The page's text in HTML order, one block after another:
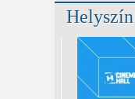
Helyszín